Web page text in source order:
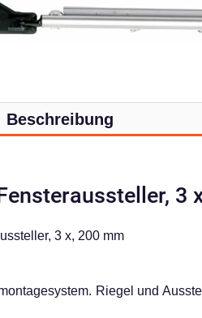
Beschreibung
3
3 x, 200 mm
Riegel und